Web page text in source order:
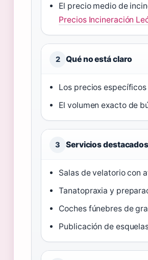
El precio medio de
Precios Incineración
2 Qué no está claro
Los precios
El volumen exacto de
3 Servicios destacados
Salas de velatorio con
Tanatopraxia y
Coches fúnebres de
Publicación de